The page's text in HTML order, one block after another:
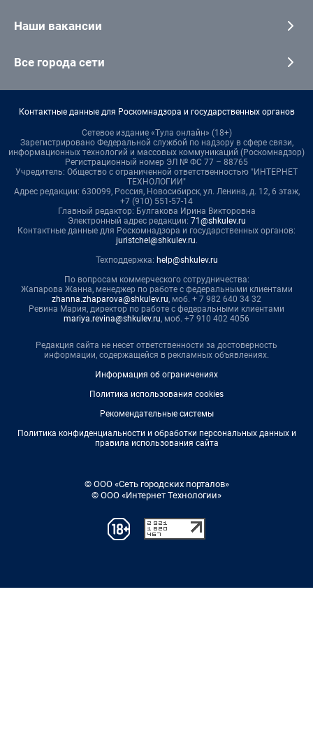
Наши вакансии
Все города сети
Контактные данные для Роскомнадзора и государственных органов
Сетевое издание «Тула онлайн» (18+)
Зарегистрировано Федеральной службой по надзору в сфере связи,
информационных технологий и массовых коммуникаций (Роскомнадзор)
Регистрационный номер ЭЛ № ФС 77 – 88765
Учредитель: Общество с ограниченной ответственностью "ИНТЕРНЕТ
ТЕХНОЛОГИИ"
Адрес редакции: 630099, Россия, Новосибирск, ул. Ленина, д. 12, 6 этаж,
+7 (910) 551-57-14
Главный редактор: Булгакова Ирина Викторовна
Электронный адрес редакции: 71@shkulev.ru
Контактные данные для Роскомнадзора и государственных органов:
juristchel@shkulev.ru.
Техподдержка: help@shkulev.ru
По вопросам коммерческого сотрудничества:
Жапарова Жанна, менеджер по работе с федеральными клиентами
zhanna.zhaparova@shkulev.ru, моб. + 7 982 640 34 32
Ревина Мария, директор по работе с федеральными клиентами
mariya.revina@shkulev.ru, моб. +7 910 402 4056
Редакция сайта не несет ответственности за достоверность
информации, содержащейся в рекламных объявлениях.
Информация об ограничениях
Политика использования cookies
Рекомендательные системы
Политика конфиденциальности и обработки персональных данных и
правила использования сайта
© ООО «Сеть городских порталов»
© ООО «Интернет Технологии»